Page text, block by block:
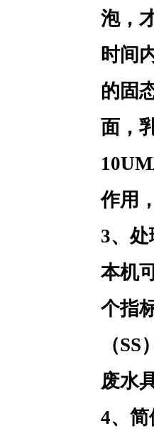
泡，
时间
的固
面，
作用
3、
本机
个指
（
废水
4、